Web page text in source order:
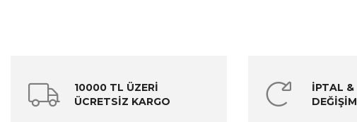
10000 TL ÜZERİ
ÜCRETSİZ KARGO
İPTAL &
DEĞİŞİM